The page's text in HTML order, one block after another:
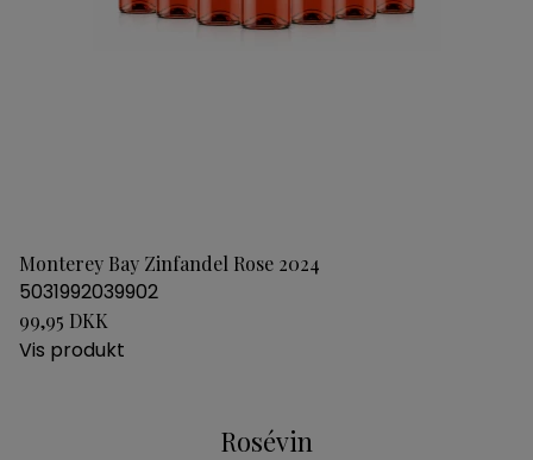
Monterey Bay Zinfandel Rose 2024
5031992039902
99,95 DKK
Vis produkt
Rosévin